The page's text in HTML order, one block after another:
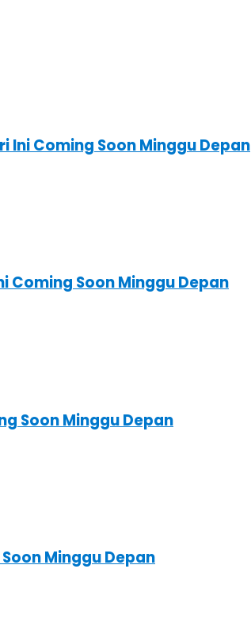
Ini Coming Soon Minggu Depan
Coming Soon Minggu Depan
Soon Minggu Depan
Minggu Depan